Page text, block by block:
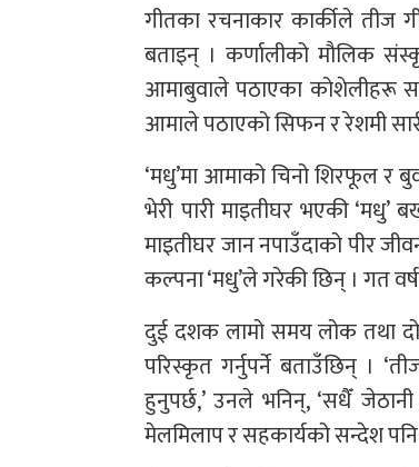
गीतका रचनाकार कार्कीले तीज
बताइन् । कर्णालीको मौलिक
आमाबुवाले पठाएका कोशेलीहरू
आमाले पठाएको सिफन र रेशमी
‘मधु’मा आमाको चिनो शिरफूल र
भेरी पारी माइतीघर भएकी ‘मधु’
माइतीघर जान नपाउँदाको पीर
कल्पना ‘मधु’ले गरेकी छिन् । गत वर्ष
दुई दशक लामो समय लोक तथा
परिस्कृत गर्नुपर्ने बताउँछिन् ।
हुनुपर्छ,’ उनले भनिन्, ‘सधैँ जेठानी
मेलमिलाप र सहकार्यको सन्देश पनि